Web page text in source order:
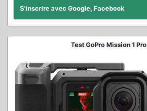
S'inscrire avec Google, Facebook
Test GoPro Mission 1 Pro